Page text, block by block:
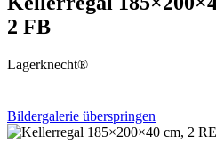
2 FB
Lagerknecht®
Bildergalerie überspringen